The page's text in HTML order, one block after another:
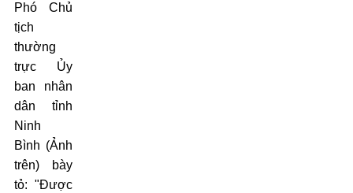
Phó Chủ
tịch
thường
trực Ủy
ban nhân
dân tỉnh
Ninh
Bình (Ảnh
trên) bày
tỏ: "Được